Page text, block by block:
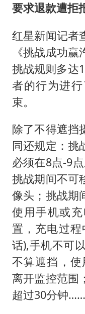
要求退款遭拒
红星新闻记者
《挑战成功
挑战规则多达
者的行为进
束。
除了不得遮挡
同还规定：挑
必须在8点-9
挑战期间不可
像头；挑战期
使用手机或
置，充电过
话),手机不可
不算遮挡，
离开监控范围
超过30分钟……